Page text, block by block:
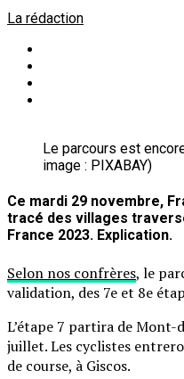
La rédaction
Le parcours est
image : PIXABAY)
Ce mardi 29 novembre,
tracé des villages
France 2023. Explication.
Selon nos confrères, le
validation, des 7e et 8e
L’étape 7 partira de Mont-
juillet. Les cyclistes
de course, à Giscos.